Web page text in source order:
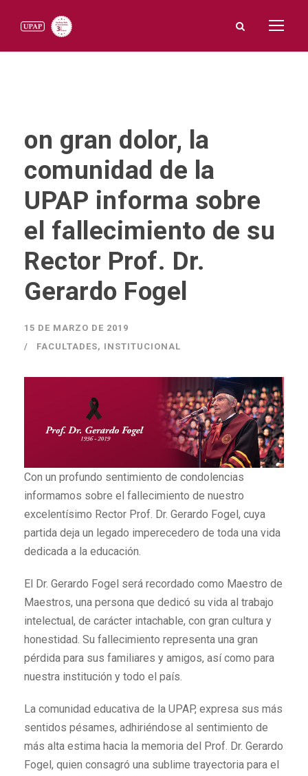
on gran dolor, la
comunidad de la
UPAP informa sobre
el fallecimiento de su
Rector Prof. Dr.
Gerardo Fogel
15 DE MARZO DE 2019
FACULTADES, INSTITUCIONAL
Con un profundo sentimiento de condolencias
informamos sobre el fallecimiento de nuestro
excelentísimo Rector Prof. Dr. Gerardo Fogel, cuya
partida deja un legado imperecedero de toda una vida
dedicada a la educación.
El Dr. Gerardo Fogel será recordado como Maestro de
Maestros, una persona que dedicó su vida al trabajo
intelectual, de carácter intachable, con gran cultura y
honestidad. Su fallecimiento representa una gran
pérdida para sus familiares y amigos, así como para
nuestra institución y todo el país.
La comunidad educativa de la UPAP, expresa sus más
sentidos pésames, adhiriéndose al sentimiento de
más alta estima hacia la memoria del Prof. Dr. Gerardo
Fogel, quien consagró una sublime trayectoria para el